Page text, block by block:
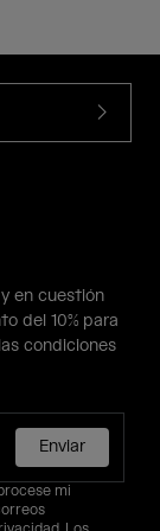
en cuestión
del 10% para
condiciones
Enviar
mi